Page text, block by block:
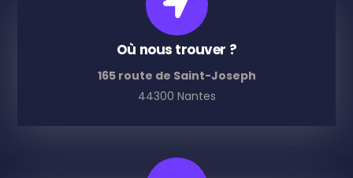
Où nous trouver ?
165 route de Saint-Joseph
44300 Nantes